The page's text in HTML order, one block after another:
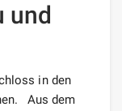
und
in den
dem